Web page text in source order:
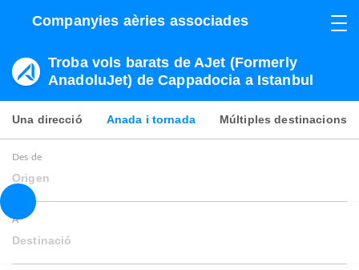
Companyies aèries associades
Troba vols barats de AJet (Formerly
AnadoluJet) de Cappadocia a Istanbul
Una direcció Anada i tornada Múltiples destinacions
Des de
Origen
A
Destinació